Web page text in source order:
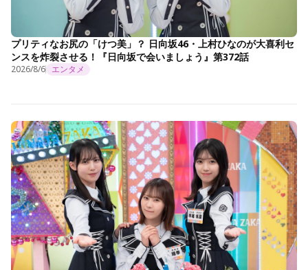
プリティなお尻の「けつ美」？ 日向坂46・上村ひなのが大喜利セ
ンスを炸裂させる！『日向坂で会いましょう』第372話
2026/8/6 エンタメ